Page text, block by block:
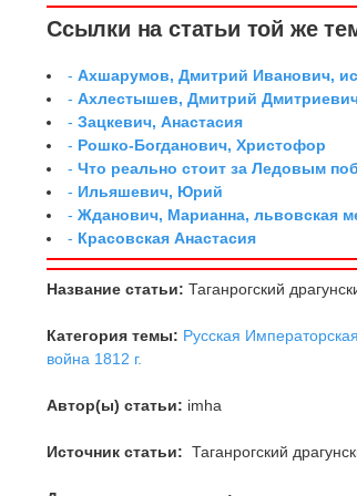
Ссылки на статьи той же
-Ахшарумов, Дмитрий Иванович,
-Ахлестышев, Дмитрий
-Зацкевич, Анастасия
- Рошко-Богданович, Христофор
-Что реально стоит за Ледовым
- Ильяшевич, Юрий
-Жданович, Марианна, львовская
- Красовская Анастасия
Название статьи: Таганрогский
Категория темы: Русская
война 1812 г.
Автор(ы) статьи: imha
Источник статьи: Таганрогский